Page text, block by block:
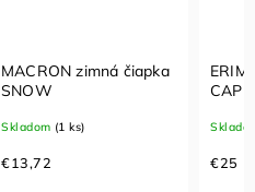
MACRON zimná čiapka
SNOW
Skladom (1 ks)
€13,72
CAP
€25